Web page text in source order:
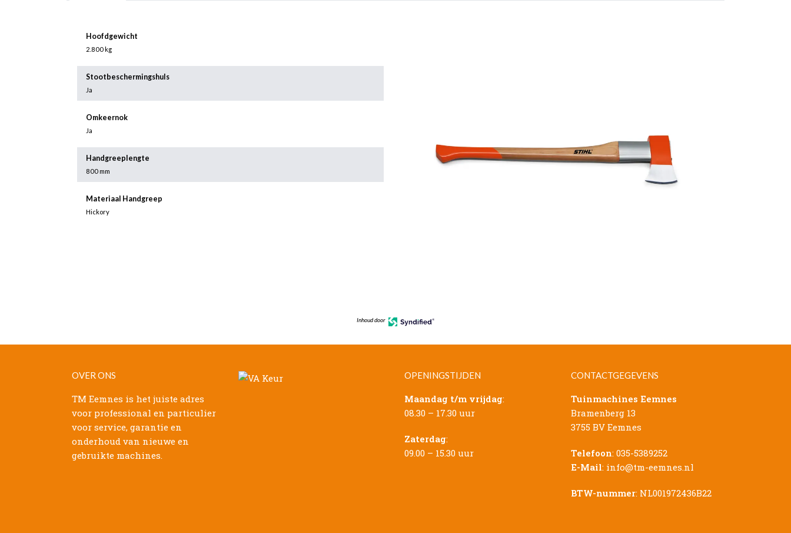
Hoofdgewicht
2.800 kg
Stootbeschermingshuls
Ja
Omkeernok
Ja
Handgreeplengte
800 mm
Materiaal Handgreep
Hickory
Inhoud door
OVER ONS
TM Eemnes is het juiste adres
voor professional en particulier
voor service, garantie en
onderhoud van nieuwe en
gebruikte machines.
OPENINGSTIJDEN
Maandag t/m vrijdag:
08.30 – 17.30 uur
Zaterdag:
09.00 – 15.30 uur
CONTACTGEGEVENS
Tuinmachines Eemnes
Bramenberg 13
3755 BV Eemnes
Telefoon: 035-5389252
E-Mail: info@tm-eemnes.nl
BTW-nummer: NL001972436B22